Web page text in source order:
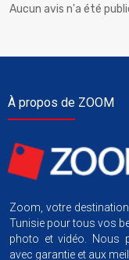
Aucun avis n'a été
À propos de ZOOM
Zoom, votre
Tunisie pour tous vos
photo et vidéo. Nous
avec garantie et aux